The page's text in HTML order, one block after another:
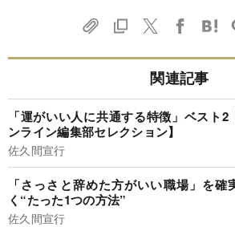
関連記事
「運がいい人に共通する特徴」ベスト2
ンライン編集部セレクション】
佐久間宣行
「さっさと辞めた方がいい職場」を確
く“たった1つの方法”
佐久間宣行